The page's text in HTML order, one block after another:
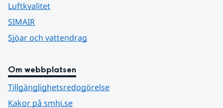
Luftkvalitet
SIMAIR
Sjöar och vattendrag
Om webbplatsen
Tillgänglighetsredogörelse
Kakor på smhi.se